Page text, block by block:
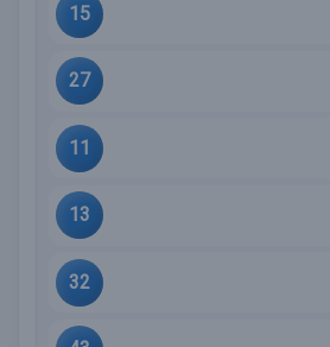
15
27
11
13
32